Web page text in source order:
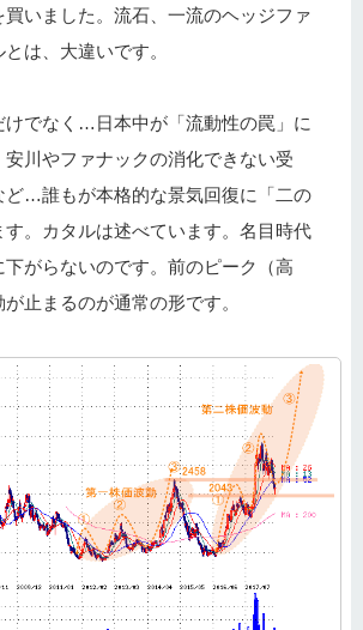
買いました。流石、一流のヘッジファ
は、大違いです。
けでなく…日本中が「流動性の罠」に
川やファナックの消化できない受
ど…誰もが本格的な景気回復に「二の
す。カタルは述べています。名目時代
がらないのです。前のピーク（高
止まるのが通常の形です。